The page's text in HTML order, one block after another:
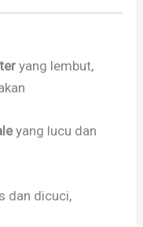
yang lembut,
yang lucu dan
dan dicuci,